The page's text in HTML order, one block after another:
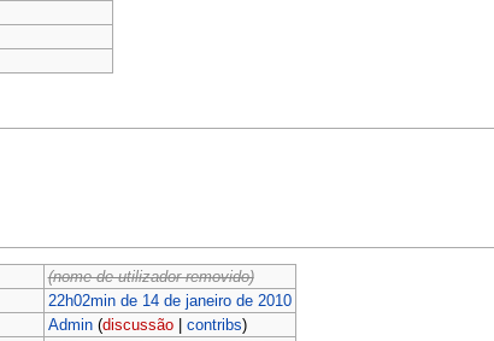
(nome de utilizador removido)
22h02min de 14 de janeiro de 2010
Admin (discussão| contribs)